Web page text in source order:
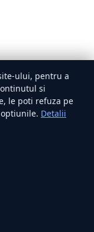
ului, pentru a
si
le poti refuza pe
Detalii